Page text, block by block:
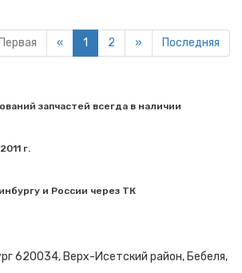
Первая « 1 2 » Последняя
запчастей всегда в наличии
г.
и России через ТК
620034, Верх-Исетский район, Бебеля,